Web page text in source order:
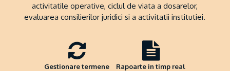
activitatile operative, ciclul de viata a dosarelor,
evaluarea consilierilor juridici si a activitatii institutiei.
Gestionare termene Rapoarte in timp real